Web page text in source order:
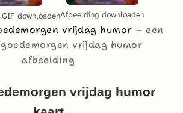
downloadenAfbeelding downloaden
vrijdag humor
een
vrijdag humor
afbeelding
vrijdag humor